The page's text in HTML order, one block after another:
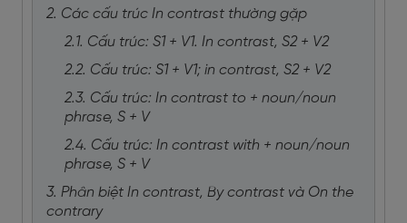
2. Các cấu trúc In contrast thường gặp
2.1. Cấu trúc: S1 + V1. In contrast, S2 + V2
2.2. Cấu trúc: S1 + V1; in contrast, S2 + V2
2.3. Cấu trúc: In contrast to + noun/noun
phrase, S + V
2.4. Cấu trúc: In contrast with + noun/noun
phrase, S + V
3. Phân biệt In contrast, By contrast và On the
contrary